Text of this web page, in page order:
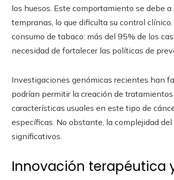
los huesos. Este comportamiento se debe
tempranas, lo que dificulta su control
consumo de tabaco: más del 95% de los
necesidad de fortalecer las políticas de
Investigaciones genómicas recientes han
podrían permitir la creación de
características usuales en este tipo de
específicas. No obstante, la complejidad
significativos.
Innovación terapéutica